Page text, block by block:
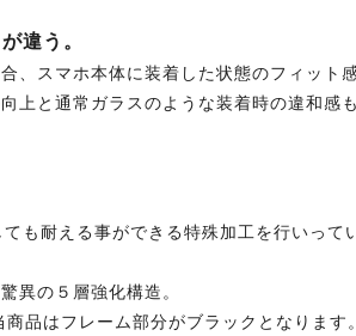
違う。
、スマホ本体に装着した状態のフィット
上と通常ガラスのような装着時の違和感
ても耐える事ができる特殊加工を行いって
異の５層強化構造。
品はフレーム部分がブラックとなります